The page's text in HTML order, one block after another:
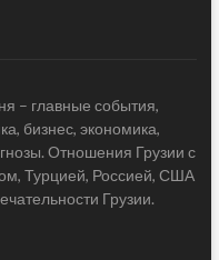
– главные события,
бизнес, экономика,
Отношения Грузии с
Турцией, Россией, США
Грузии.